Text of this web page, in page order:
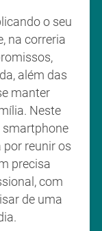
o seu
na correria
além das
manter
Neste
smartphone
por reunir os
precisa
com
de uma